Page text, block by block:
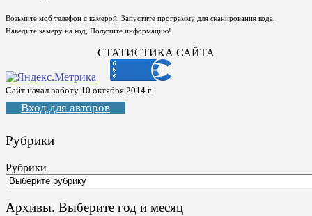
Возьмите моб телефон с камерой, Запустите программу для сканирования кода,
Наведите камеру на код, Получите информацию!
СТАТИСТИКА САЙТА
Сайт начал работу 10 октября 2014 г.
Вход для авторов
Рубрики
Рубрики
Архивы. Выберите год и месяц